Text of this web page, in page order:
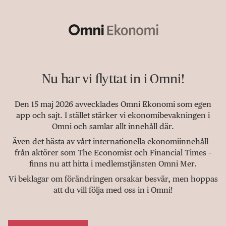
Nu har vi flyttat in i Omni!
Den 15 maj 2026 avvecklades Omni Ekonomi som egen
app och sajt. I stället stärker vi ekonomibevakningen i
Omni och samlar allt innehåll där.
Även det bästa av vårt internationella ekonomiinnehåll –
från aktörer som The Economist och Financial Times –
finns nu att hitta i medlemstjänsten Omni Mer.
Vi beklagar om förändringen orsakar besvär, men hoppas
att du vill följa med oss in i Omni!